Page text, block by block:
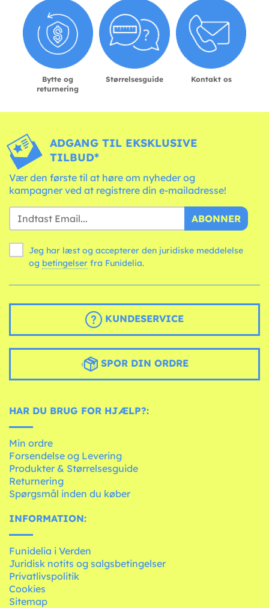
Bytte og
returnering
Størrelsesguide Kontakt os
ADGANG TIL EKSKLUSIVE
TILBUD*
Vær den første til at høre om nyheder og
kampagner ved at registrere din e-mailadresse!
ABONNER
Jeg har læst og accepterer den juridiske meddelelse
og betingelser fra Funidelia.
KUNDESERVICE
SPOR DIN ORDRE
HAR DU BRUG FOR HJÆLP?:
Min ordre
Forsendelse og Levering
Produkter & Størrelsesguide
Returnering
Spørgsmål inden du køber
INFORMATION:
Funidelia i Verden
Juridisk notits og salgsbetingelser
Privatlivspolitik
Cookies
Sitemap